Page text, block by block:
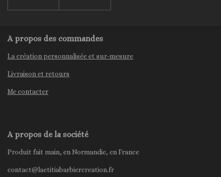
A propos des commandes
La création personnalisée et sur-mesure
Livraison et retours
Me contacter
A propos de la société
Produit fait main, en Normandie, en France
contact@laetitiabarbiercreation.fr